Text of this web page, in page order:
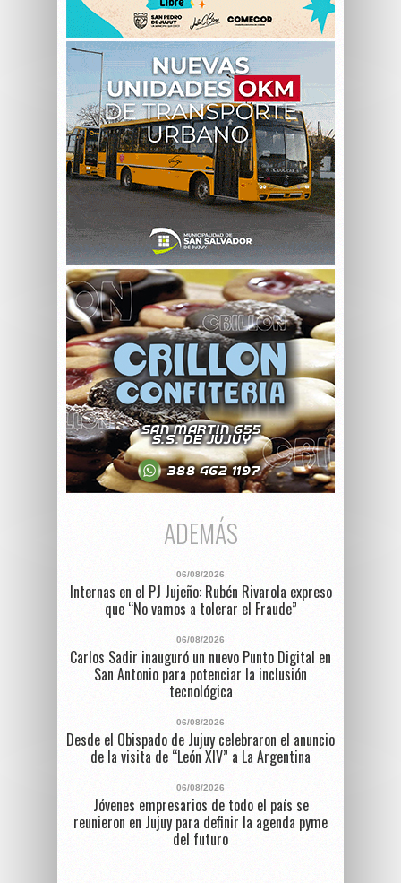
ADEMÁS
06/08/2026
Internas en el PJ Jujeño: Rubén Rivarola expreso
que “No vamos a tolerar el Fraude”
06/08/2026
Carlos Sadir inauguró un nuevo Punto Digital en
San Antonio para potenciar la inclusión
tecnológica
06/08/2026
Desde el Obispado de Jujuy celebraron el anuncio
de la visita de “León XIV” a La Argentina
06/08/2026
Jóvenes empresarios de todo el país se
reunieron en Jujuy para definir la agenda pyme
del futuro